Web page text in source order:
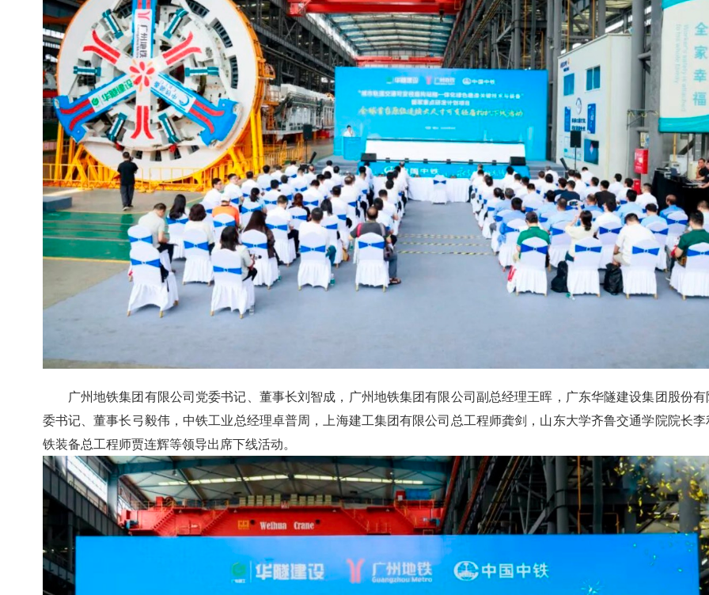
广州地铁集团有限公司党委书记、董事长刘智成，广州地铁集团有限公司副总经理王晖，广东华隧建设集团股份
委书记、董事长弓毅伟，中铁工业总经理卓普周，上海建工集团有限公司总工程师龚剑，山东大学齐鲁交通学院院长
铁装备总工程师贾连辉等领导出席下线活动。